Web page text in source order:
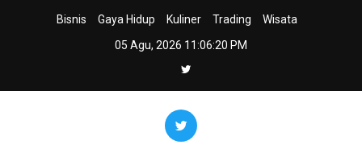
Bisnis Gaya Hidup Kuliner Trading
Wisata
05 Agu, 2026 11:06:21 PM